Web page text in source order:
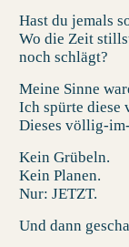
Hast du jemals
Wo die Zeit
noch schlägt?
Meine Sinne
Ich spürte diese
Dieses völlig-
Kein Grübeln.
Kein Planen.
Nur: JETZT.
Und dann